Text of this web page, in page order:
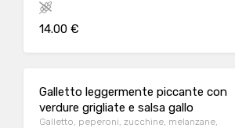
14.00 €
Galletto leggermente piccante con
verdure grigliate e salsa gallo
Galletto, peperoni, zucchine, melanzane,